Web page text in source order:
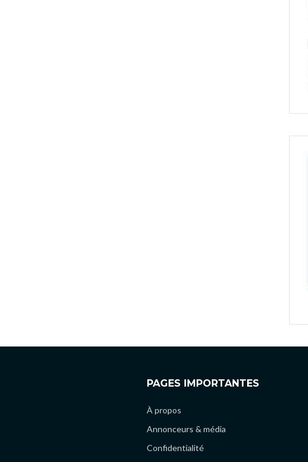
PAGES IMPORTANTES
À propos
Annonceurs & média
Confidentialité